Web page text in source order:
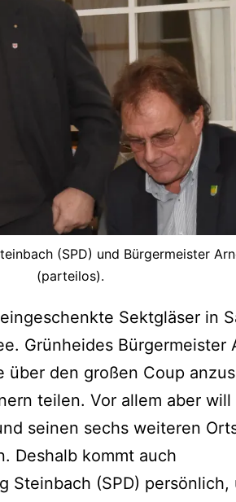
(SPD) und Bürgermeister
(parteilos).
Sektgläser in
Grünheides Bürgermeister
über den großen Coup
teilen. Vor allem aber will
seinen sechs weiteren
Deshalb kommt auch
Steinbach (SPD) persönlich,